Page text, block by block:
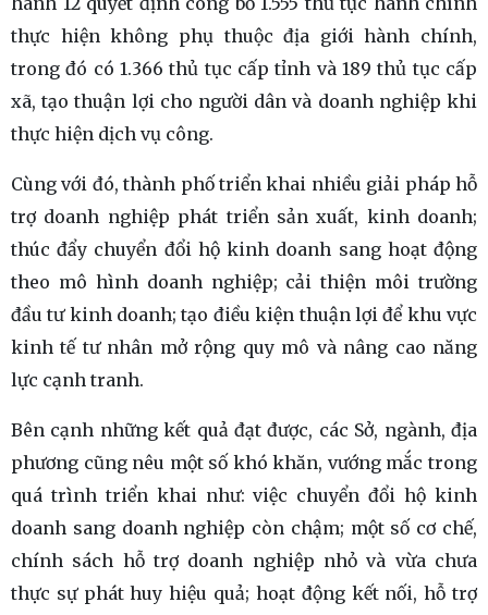
thực hiện không phụ thuộc địa giới hành chính,
trong đó có 1.366 thủ tục cấp tỉnh và 189 thủ tục cấp
xã, tạo thuận lợi cho người dân và doanh nghiệp khi
thực hiện dịch vụ công.
Cùng với đó, thành phố triển khai nhiều giải pháp hỗ
trợ doanh nghiệp phát triển sản xuất, kinh doanh;
thúc đẩy chuyển đổi hộ kinh doanh sang hoạt động
theo mô hình doanh nghiệp; cải thiện môi trường
đầu tư kinh doanh; tạo điều kiện thuận lợi để khu vực
kinh tế tư nhân mở rộng quy mô và nâng cao năng
lực cạnh tranh.
Bên cạnh những kết quả đạt được, các Sở, ngành, địa
phương cũng nêu một số khó khăn, vướng mắc trong
quá trình triển khai như: việc chuyển đổi hộ kinh
doanh sang doanh nghiệp còn chậm; một số cơ chế,
chính sách hỗ trợ doanh nghiệp nhỏ và vừa chưa
thực sự phát huy hiệu quả; hoạt động kết nối, hỗ trợ